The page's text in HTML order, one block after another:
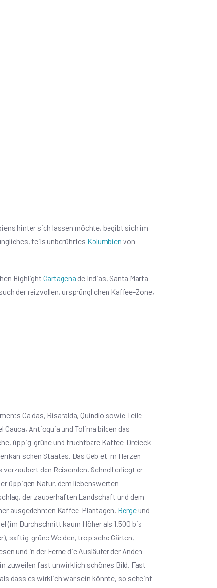
hinter sich lassen möchte, begibt sich im
teils unberührtes Kolumbien von
Highlight Cartagena de Indias, Santa Marta
der reizvollen, ursprünglichen Kaffee-Zone,
Caldas, Risaralda, Quindío sowie Teile
Cauca, Antioquia und Tolima bilden das
üppig-grüne und fruchtbare Kaffee-Dreieck
Staates. Das Gebiet im Herzen
verzaubert den Reisenden. Schnell erliegt er
üppigen Natur, dem liebenswerten
der zauberhaften Landschaft und dem
ausgedehnten Kaffee-Plantagen. Bergeund
(im Durchschnitt kaum Höher als 1.500 bis
saftig-grüne Weiden, tropische Gärten,
und in der Ferne die Ausläufer der Anden
zuweilen fast unwirklich schönes Bild. Fast
dass es wirklich war sein könnte, so scheint